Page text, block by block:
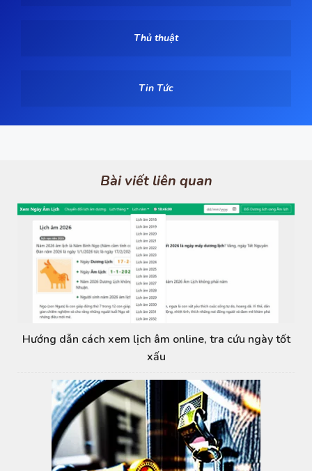
Thủ thuật
Tin Tức
Bài viết liên quan
Hướng dẫn cách xem lịch âm online, tra cứu ngày tốt
xấu